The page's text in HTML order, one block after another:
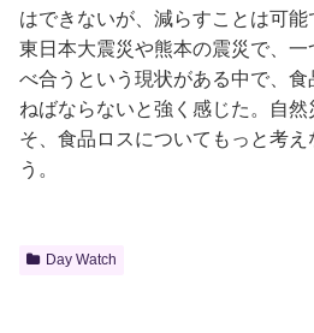
はできないが、減らすことは可能
東日本大震災や熊本の震災で、
べ合うという現状がある中で、
ねばならないと強く感じた。自然
そ、食品ロスについてもっと考
う。
Day Watch